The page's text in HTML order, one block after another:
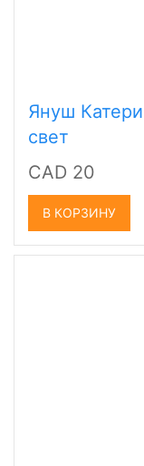
Януш
свет
CAD 20
В КОРЗИНУ